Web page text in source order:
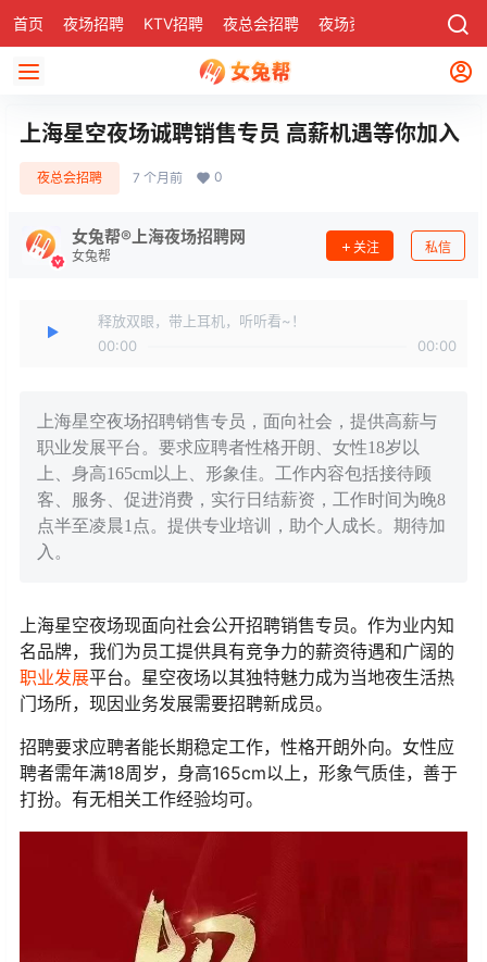
首页 夜场招聘 KTV招聘 夜总会招聘 夜场资讯 社区
上海星空夜场诚聘销售专员 高薪机遇等你加入
夜总会招聘 7 个月前 0
女兔帮®上海夜场招聘网
女兔帮
关注 私信
释放双眼，带上耳机，听听看~！
00:00
00:00
上海星空夜场招聘销售专员，面向社会，提供高薪与
职业发展平台。要求应聘者性格开朗、女性18岁以
上、身高165cm以上、形象佳。工作内容包括接待顾
客、服务、促进消费，实行日结薪资，工作时间为晚8
点半至凌晨1点。提供专业培训，助个人成长。期待加
入。
上海星空夜场现面向社会公开招聘销售专员。作为业内知
名品牌，我们为员工提供具有竞争力的薪资待遇和广阔的
职业发展平台。星空夜场以其独特魅力成为当地夜生活热
门场所，现因业务发展需要招聘新成员。
招聘要求应聘者能长期稳定工作，性格开朗外向。女性应
聘者需年满18周岁，身高165cm以上，形象气质佳，善于
打扮。有无相关工作经验均可。